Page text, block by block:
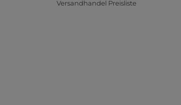
Versandhandel Preisliste